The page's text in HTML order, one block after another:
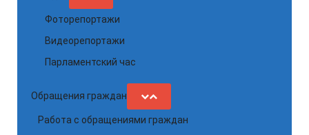
Фоторепортажи
Видеорепортажи
Парламентский час
Обращения граждан
Работа с обращениями граждан